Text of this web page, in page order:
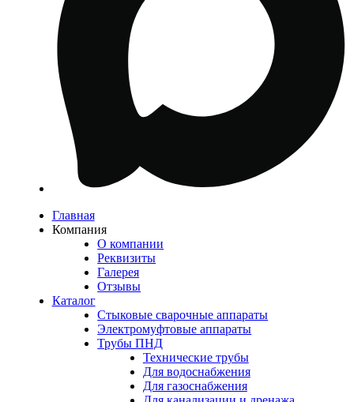
Главная
Компания
О компании
Реквизиты
Галерея
Отзывы
Каталог
Стыковые сварочные аппараты
Электромуфтовые аппараты
Трубы ПНД
Технические трубы
Для водоснабжения
Для газоснабжения